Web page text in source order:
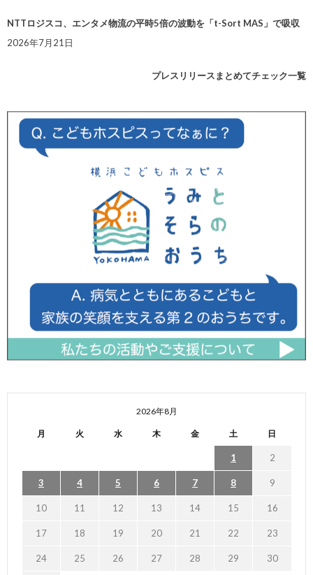
NTTロジスコ、エンタメ物流の平時5倍の波動を「t-Sort MAS」で吸収
2026年7月21日
プレスリリースまとめてチェック一覧
2026年8月
月 火 水 木 金 土 日
1 2
3 4 5 6 7 8 9
10 11 12 13 14 15 16
17 18 19 20 21 22 23
24 25 26 27 28 29 30